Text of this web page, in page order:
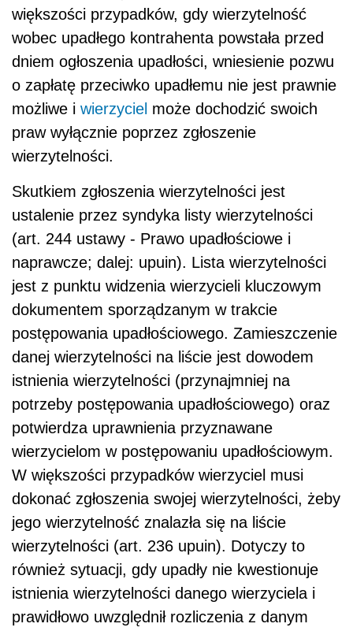
większości przypadków, gdy wierzytelność
wobec upadłego kontrahenta powstała przed
dniem ogłoszenia upadłości, wniesienie pozwu
o zapłatę przeciwko upadłemu nie jest prawnie
możliwe i wierzyciel może dochodzić swoich
praw wyłącznie poprzez zgłoszenie
wierzytelności.
Skutkiem zgłoszenia wierzytelności jest
ustalenie przez syndyka listy wierzytelności
(art. 244 ustawy - Prawo upadłościowe i
naprawcze; dalej: upuin). Lista wierzytelności
jest z punktu widzenia wierzycieli kluczowym
dokumentem sporządzanym w trakcie
postępowania upadłościowego. Zamieszczenie
danej wierzytelności na liście jest dowodem
istnienia wierzytelności (przynajmniej na
potrzeby postępowania upadłościowego) oraz
potwierdza uprawnienia przyznawane
wierzycielom w postępowaniu upadłościowym.
W większości przypadków wierzyciel musi
dokonać zgłoszenia swojej wierzytelności, żeby
jego wierzytelność znalazła się na liście
wierzytelności (art. 236 upuin). Dotyczy to
również sytuacji, gdy upadły nie kwestionuje
istnienia wierzytelności danego wierzyciela i
prawidłowo uwzględnił rozliczenia z danym